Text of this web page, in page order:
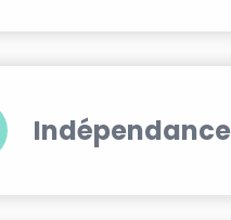
Indépendance